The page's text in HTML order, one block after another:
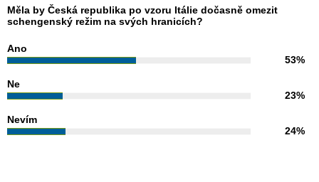
Měla by Česká republika po vzoru Itálie dočasně omezit
schengenský režim na svých hranicích?
Ano
53%
Ne
23%
Nevím
24%